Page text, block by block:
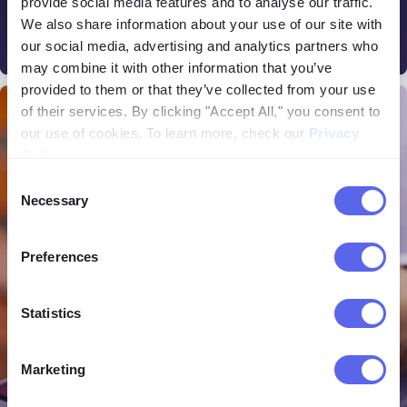
We also share information about your use of our site with
our social media, advertising and analytics partners who
may combine it with other information that you’ve
provided to them or that they’ve collected from your use
of their services. By clicking "Accept All," you consent to
our use of cookies. To learn more, check our Privacy
Selection
Necessary
Preferences
Statistics
Marketing
tentang seseorang, terdapat platform khusus yang
direka untuk tujuan tersebut. Mari lihat laman web
terbaik untuk menyiasat seseorang secara dalam
talian.
16.06.2026
Umum